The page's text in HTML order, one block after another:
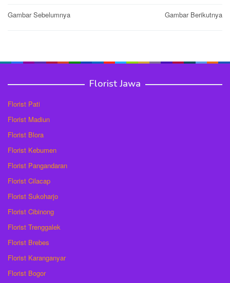
Post
Gambar Sebelumnya Gambar Berikutnya
Florist Jawa
Florist Pati
Florist Madiun
Florist Blora
Florist Kebumen
Florist Pangandaran
Florist Cilacap
Florist Sukoharjo
Florist Cibinong
Florist Trenggalek
Florist Brebes
Florist Karanganyar
Florist Bogor